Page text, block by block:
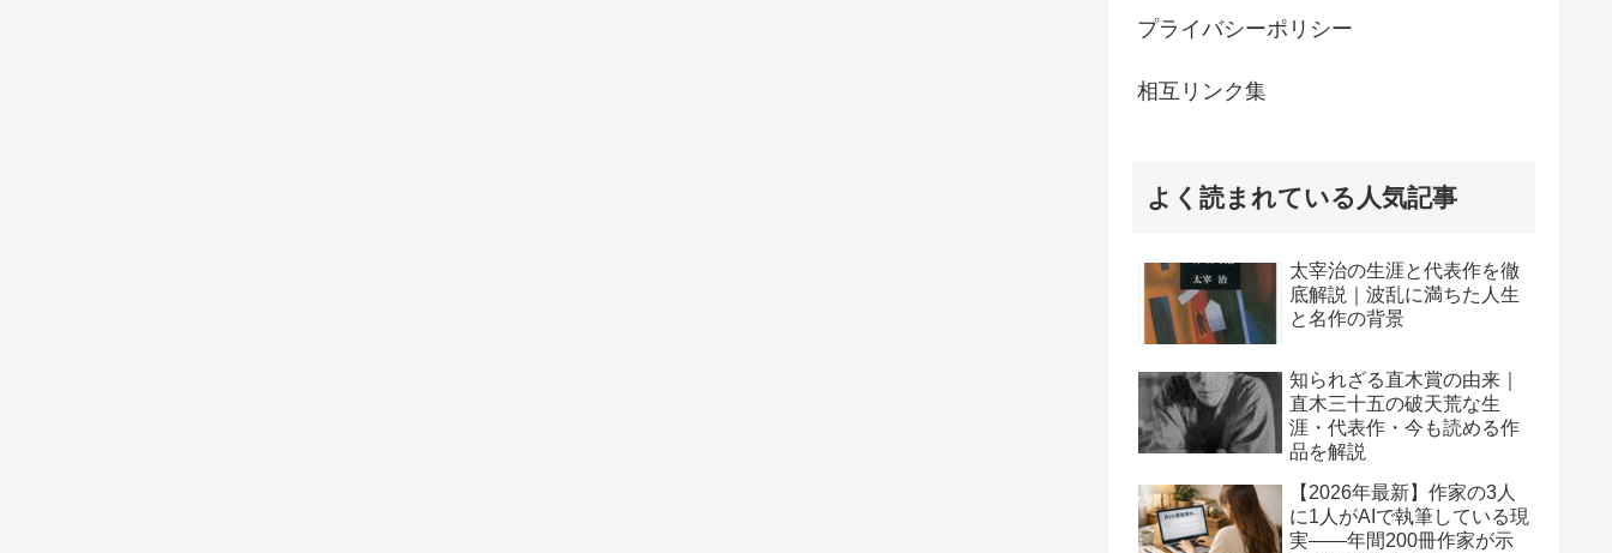
プライバシーポリシー
相互リンク集
よく読まれている人気記事
太宰治の生涯と代表作を徹
底解説｜波乱に満ちた人生
と名作の背景
知られざる直木賞の由来｜
直木三十五の破天荒な生
涯・代表作・今も読める作
品を解説
【2026年最新】作家の3人
に1人がAIで執筆している現
実——年間200冊作家が示